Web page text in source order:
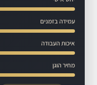
עמידה בזמנים
איכות העבודה
מחיר הוגן